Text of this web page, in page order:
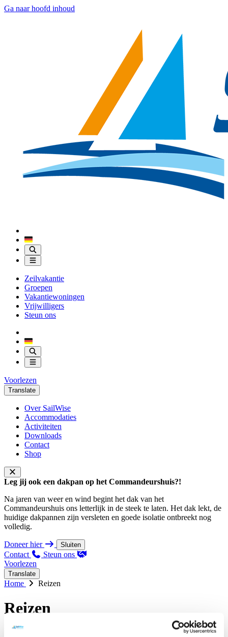
Ga naar hoofd inhoud
Zeilvakantie
Groepen
Vakantiewoningen
Vrijwilligers
Steun ons
Voorlezen
Translate
Over SailWise
Accommodaties
Activiteiten
Downloads
Contact
Shop
Leg jij ook een dakpan op het Commandeurshuis?!
Na jaren van weer en wind begint het dak van het
Commandeurshuis ons letterlijk in de steek te laten. Het dak lekt, de
huidige dakpannen zijn versleten en goede isolatie ontbreekt nog
volledig.
Doneer hier Sluiten
Contact
Steun ons
Voorlezen
Translate
Home Reizen
Reizen